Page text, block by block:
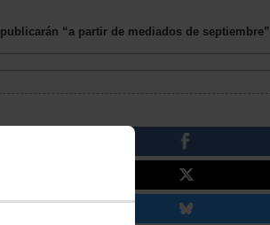
“a partir de mediados de septiembre”